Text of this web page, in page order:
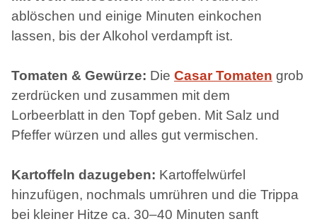
ablöschen und einige Minuten einkochen
lassen, bis der Alkohol verdampft ist.
Tomaten & Gewürze: Die Casar Tomaten grob
zerdrücken und zusammen mit dem
Lorbeerblatt in den Topf geben. Mit Salz und
Pfeffer würzen und alles gut vermischen.
Kartoffeln dazugeben: Kartoffelwürfel
hinzufügen, nochmals umrühren und die Trippa
bei kleiner Hitze ca. 30–40 Minuten sanft